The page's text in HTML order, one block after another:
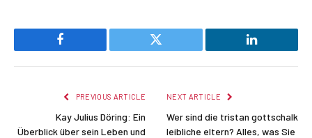
Facebook Twitter LinkedIn
PREVIOUS ARTICLE
Kay Julius Döring: Ein
Überblick über sein Leben und
NEXT ARTICLE
Wer sind die tristan gottschalk
leibliche eltern? Alles, was Sie